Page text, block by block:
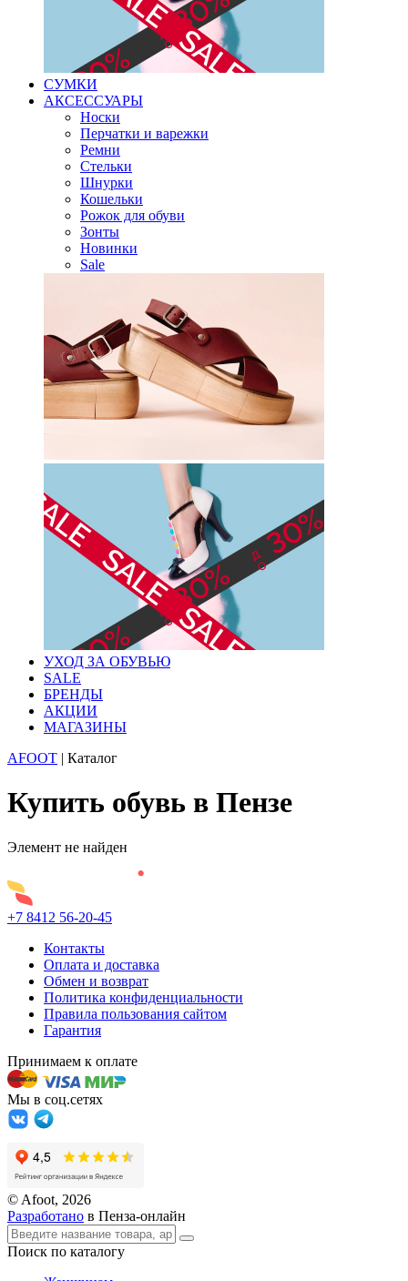
СУМКИ
АКСЕССУАРЫ
Носки
Перчатки и варежки
Ремни
Стельки
Шнурки
Кошельки
Рожок для обуви
Зонты
Новинки
Sale
УХОД ЗА ОБУВЬЮ
SALE
БРЕНДЫ
АКЦИИ
МАГАЗИНЫ
AFOOT | Каталог
Купить обувь в Пензе
Элемент не найден
+7 8412 56-20-45
Контакты
Оплата и доставка
Обмен и возврат
Политика конфиденциальности
Правила пользования сайтом
Гарантия
Принимаем к оплате
Мы в соц.сетях
© Afoot, 2026
Разработано в Пенза-онлайн
Поиск по каталогу